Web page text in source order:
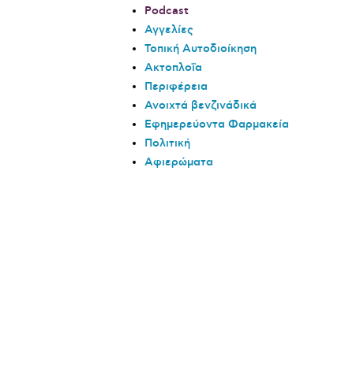
Podcast
Αγγελίες
Τοπική Αυτοδιοίκηση
Ακτοπλοΐα
Περιφέρεια
Ανοιχτά βενζινάδικά
Εφημερεύοντα Φαρμακεία
Πολιτική
Αφιερώματα